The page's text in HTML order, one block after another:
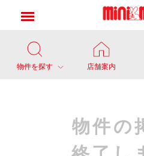
物件を探す 店舗案内
物件の